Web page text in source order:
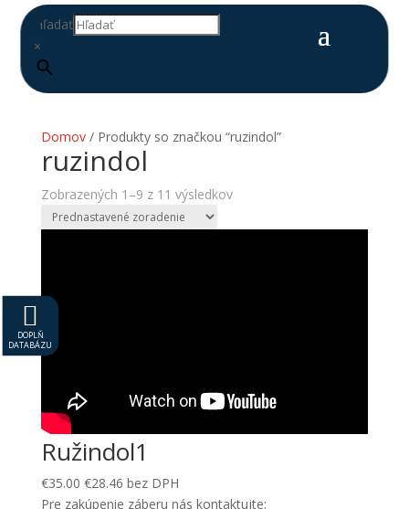
Hľadať
×

DOPLŇ
DATABÁZU
Domov/ Produkty so značkou “ruzindol”
ruzindol
Zobrazených 1–9 z 11 výsledkov
Ružindol1
€35.00 €28.46 bez DPH
Pre zakúpenie záberu nás kontaktujte: